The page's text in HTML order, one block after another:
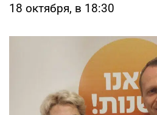
18 октября, в 18:30